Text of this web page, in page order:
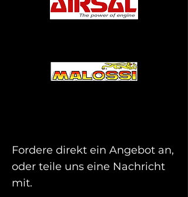
Fordere direkt ein Angebot an,
oder teile uns eine Nachricht
mit.